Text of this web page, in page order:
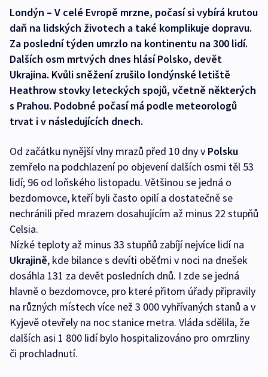
Londýn – V celé Evropě mrzne, počasí si vybírá krutou
daň na lidských životech a také komplikuje dopravu.
Za poslední týden umrzlo na kontinentu na 300 lidí.
Dalších osm mrtvých dnes hlásí Polsko, devět
Ukrajina. Kvůli sněžení zrušilo londýnské letiště
Heathrow stovky leteckých spojů, včetně některých
s Prahou. Podobné počasí má podle meteorologů
trvat i v následujících dnech.
Od začátku nynější vlny mrazů před 10 dny v Polsku
zemřelo na podchlazení po objevení dalších osmi těl 53
lidí; 96 od loňského listopadu. Většinou se jedná o
bezdomovce, kteří byli často opilí a dostatečně se
nechránili před mrazem dosahujícím až minus 22 stupňů
Celsia.
Nízké teploty až minus 33 stupňů zabíjí nejvíce lidí na
Ukrajině, kde bilance s devíti oběťmi v noci na dnešek
dosáhla 131 za devět posledních dnů. I zde se jedná
hlavně o bezdomovce, pro které přitom úřady připravily
na různých místech více než 3 000 vyhřívaných stanů a v
Kyjevě otevřely na noc stanice metra. Vláda sdělila, že
dalších asi 1 800 lidí bylo hospitalizováno pro omrzliny
či prochladnutí.